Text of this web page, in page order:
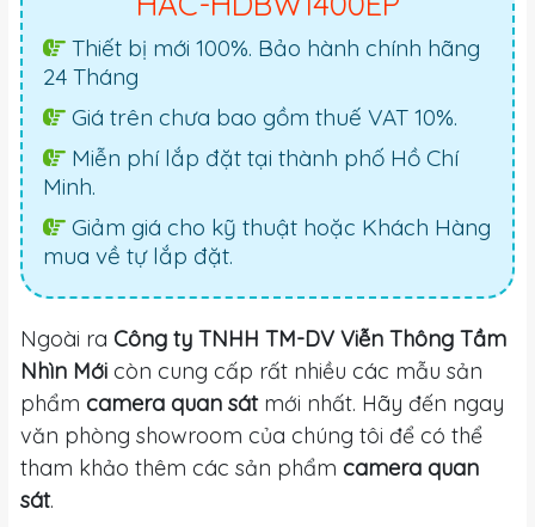
Thiết bị mới 100%. Bảo hành chính hãng
24 Tháng
Giá trên chưa bao gồm thuế VAT 10%.
Miễn phí lắp đặt tại thành phố Hồ Chí
Minh.
Giảm giá cho kỹ thuật hoặc Khách Hàng
mua về tự lắp đặt.
Ngoài ra Công ty TNHH TM-DV Viễn Thông Tầm
Nhìn Mới còn cung cấp rất nhiều các mẫu sản
phẩm camera quan sátmới nhất. Hãy đến ngay
văn phòng showroom của chúng tôi để có thể
tham khảo thêm các sản phẩm camera quan
sát.